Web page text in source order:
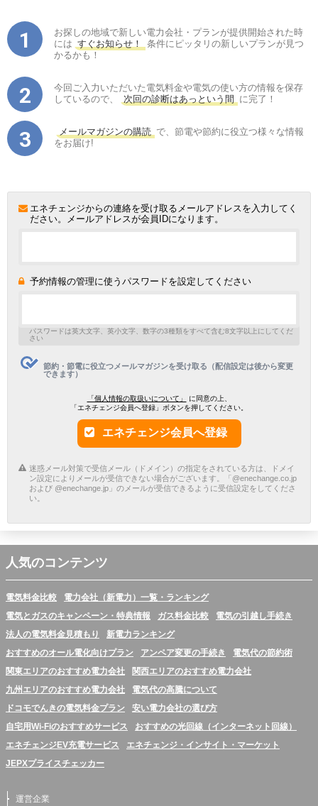
お探しの地域で新しい電力会社・プランが提供開始された時
には すぐお知らせ！
条件にピッタリの新しいプランが見つ
かるかも！
今回ご入力いただいた電気料金や電気の使い方の情報を保存
しているので、
次回の診断はあっという間 に完了！
メールマガジンの購読 で、節電や節約に役立つ様々な情報
をお届け!
エネチェンジからの連絡を受け取るメールアドレスを入力してく
ださい。メールアドレスが会員IDになります。
予約情報の管理に使うパスワードを設定してください
パスワードは英大文字、英小文字、数字の3種類をすべて含む8文字以上にしてくだ
さい
節約・節電に役立つメールマガジンを受け取る（配信設定は後から変更
できます）
「個人情報の取扱いについて」
に同意の上、
「エネチェンジ会員へ登録」ボタンを押してください。
エネチェンジ会員へ登録
迷惑メール対策で受信メール（ドメイン）の指定をされている方は、ドメイ
ン設定によりメールが受信できない場合がございます。「@enechange.co.jp
および @enechange.jp」のメールが受信できるように受信設定をしてくださ
い。
人気のコンテンツ
電気料金比較
電力会社（新電力）一覧・ランキング
電気とガスのキャンペーン・特典情報
ガス料金比較
電気の引越し手続き
法人の電気料金見積もり
新電力ランキング
おすすめのオール電化向けプラン
アンペア変更の手続き
電気代の節約術
関東エリアのおすすめ電力会社
関西エリアのおすすめ電力会社
九州エリアのおすすめ電力会社
電気代の高騰について
ドコモでんきの電気料金プラン
安い電力会社の選び方
自宅用Wi-Fiのおすすめサービス
おすすめの光回線（インターネット回線）
エネチェンジEV充電サービス
エネチェンジ・インサイト・マーケット
JEPXプライスチェッカー
運営企業